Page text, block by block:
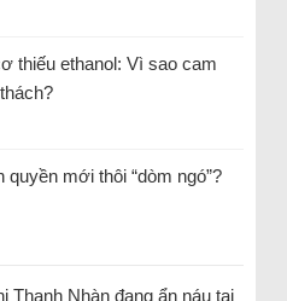
thiếu ethanol: Vì sao cam
mới thôi “dòm ngó”?
Thanh Nhàn đang ẩn náu tại